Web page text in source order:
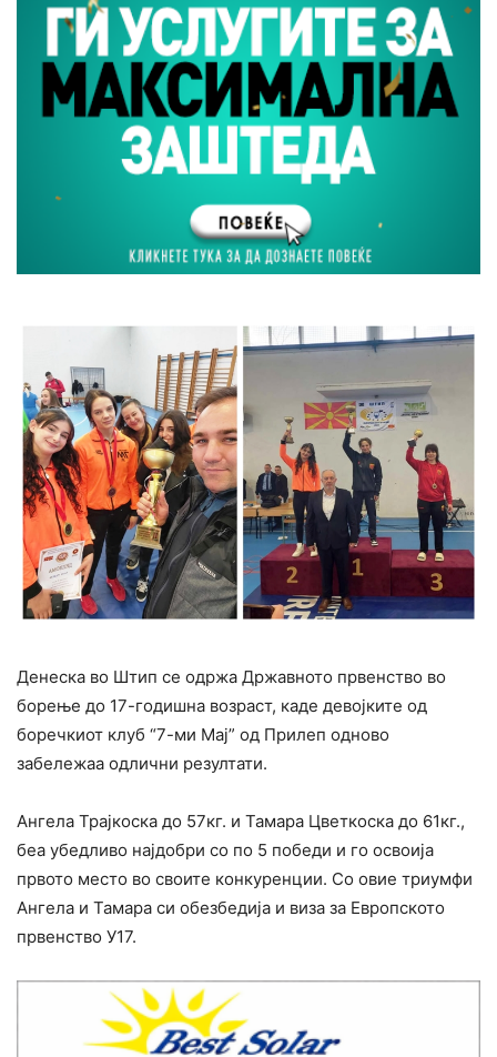
Денеска во Штип се одржа Државното првенство во
борење до 17-годишна возраст, каде девојките од
боречкиот клуб “7-ми Мај” од Прилеп одново
забележаа одлични резултати.
Ангела Трајкоска до 57кг. и Тамара Цветкоска до 61кг.,
беа убедливо најдобри со по 5 победи и го освоија
првото место во своите конкуренции. Со овие триумфи
Ангела и Тамара си обезбедија и виза за Европското
првенство У17.